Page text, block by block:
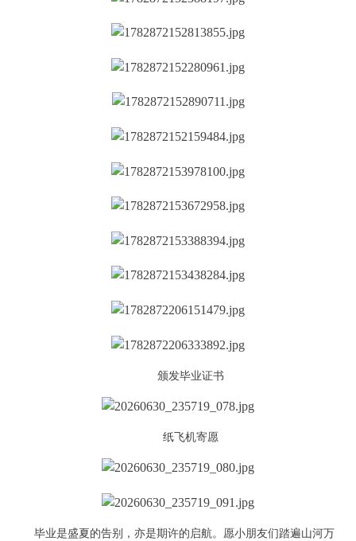
颁发毕业证书
纸飞机寄愿
毕业是盛夏的告别，亦是期许的启航。愿小朋友们踏遍山河万